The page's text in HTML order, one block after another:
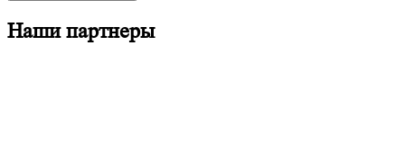
Наши партнеры